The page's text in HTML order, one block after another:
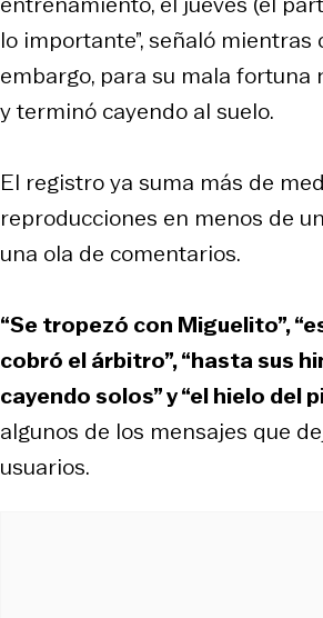
lo importante”, señaló mientras
embargo, para su mala fortuna
y terminó cayendo al suelo.
El registro ya suma más de
reproducciones en menos de
una ola de comentarios.
“Se tropezó con Miguelito”,
cobró el árbitro”, “hasta sus
cayendo solos” y “el hielo del
algunos de los mensajes que
usuarios.